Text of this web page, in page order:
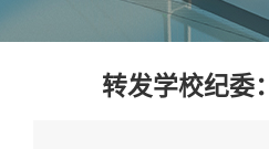
转发学校纪委